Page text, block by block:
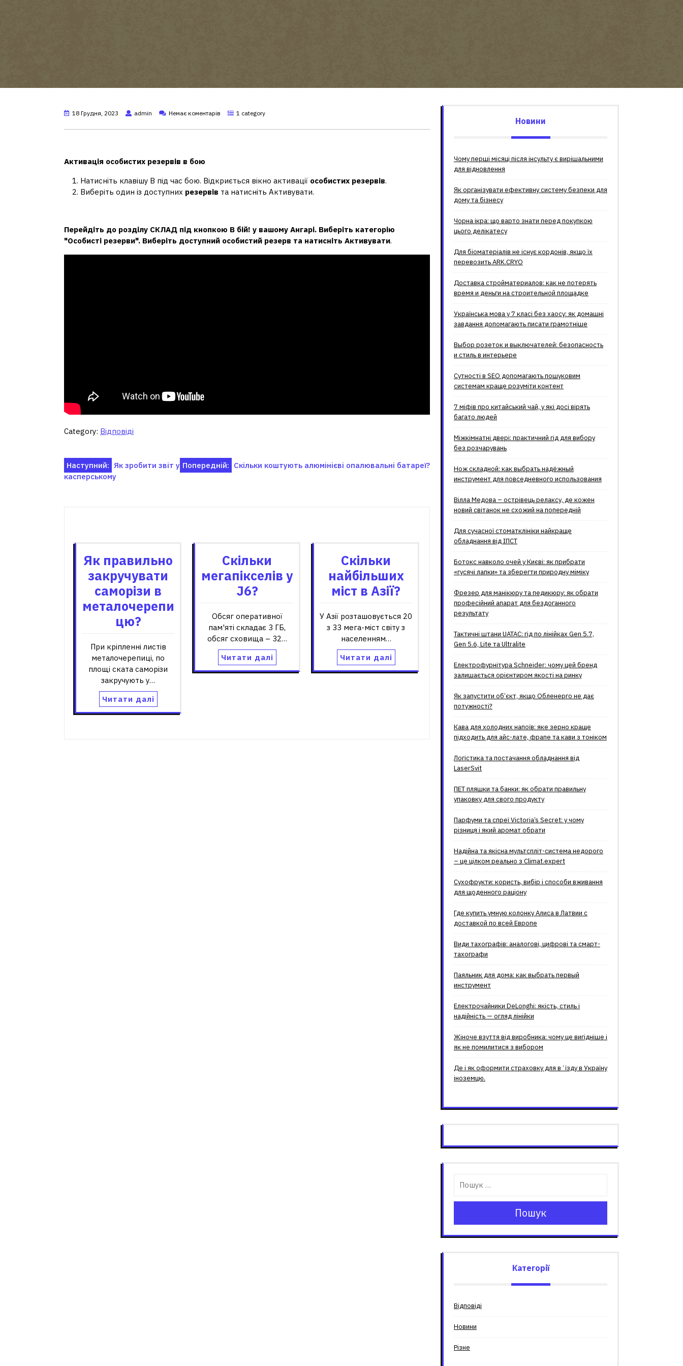
18 Грудня, 2023 admin Немає коментарів 1 category
Активація особистих резервів в бою
Натисніть клавішу B під час бою. Відкриється вікно активації особистих резервів.
Виберіть один із доступних резервів та натисніть Активувати.
Перейдіть до розділу СКЛАД під кнопкою В бій! у вашому Ангарі. Виберіть категорію
"Особисті резерви". Виберіть доступний особистий резерв та натисніть Активувати.
Category: Відповіді
Навігація
Попередній: Скільки коштують алюмінієві опалювальні батареї?
Наступний: Як зробити звіт у
касперському
Як правильно
закручувати
саморізи в
металочерепи
цю?
При кріпленні листів
металочерепиці, по
площі ската саморізи
закручують у…
Читати далі
Скільки
мегапікселів у
J6?
Обсяг оперативної
пам'яті складає 3 ГБ,
обсяг сховища – 32…
Читати далі
Скільки
найбільших
міст в Азії?
У Азії розташовується 20
з 33 мега-міст світу з
населенням…
Читати далі
Новини
Чому перші місяці після інсульту є вирішальними
для відновлення
Як організувати ефективну систему безпеки для
дому та бізнесу
Чорна ікра: що варто знати перед покупкою
цього делікатесу
Для біоматеріалів не існує кордонів, якщо їх
перевозить ARK.CRYO
Доставка стройматериалов: как не потерять
время и деньги на строительной площадке
Українська мова у 7 класі без хаосу: як домашні
завдання допомагають писати грамотніше
Выбор розеток и выключателей: безопасность
и стиль в интерьере
Сутності в SEO допомагають пошуковим
системам краще розуміти контент
7 міфів про китайський чай, у які досі вірять
багато людей
Міжкімнатні двері: практичний гід для вибору
без розчарувань
Нож складной: как выбрать надёжный
инструмент для повседневного использования
Вілла Медова – острівець релаксу, де кожен
новий світанок не схожий на попередній
Для сучасної стоматклініки найкраще
обладнання від ІПСТ
Ботокс навколо очей у Києві: як прибрати
«гусячі лапки» та зберегти природну міміку
Фрезер для манікюру та педикюру: як обрати
професійний апарат для бездоганного
результату
Тактичні штани UATAC: гід по лінійках Gen 5.7,
Gen 5.6, Lite та Ultralite
Електрофурнітура Schneider: чому цей бренд
залишається орієнтиром якості на ринку
Як запустити об’єкт, якщо Обленерго не дає
потужності?
Кава для холодних напоїв: яке зерно краще
підходить для айс-лате, фрапе та кави з тоніком
Логістика та постачання обладнання від
LaserSvit
ПЕТ пляшки та банки: як обрати правильну
упаковку для свого продукту
Парфуми та спреї Victoria’s Secret: у чому
різниця і який аромат обрати
Надійна та якісна мультспліт-система недорого
– це цілком реально з Climat.еxpert
Сухофрукти: користь, вибір і способи вживання
для щоденного раціону
Где купить умную колонку Алиса в Латвии с
доставкой по всей Европе
Види тахографів: аналогові, цифрові та смарт-
тахографи
Паяльник для дома: как выбрать первый
инструмент
Електрочайники DeLonghi: якість, стиль і
надійність — огляд лінійки
Жіноче взуття від виробника: чому це вигідніше і
як не помилитися з вибором
Де і як оформити страховку для вʼїзду в Україну
іноземцю.
Пошук
Категорії
Відповіді
Новини
Різне